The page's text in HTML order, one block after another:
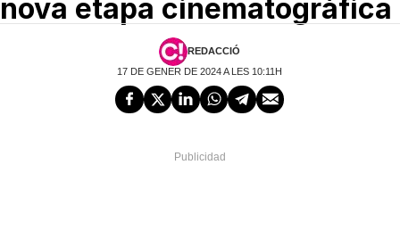
nova etapa cinematogràfica
REDACCIÓ
17 DE GENER DE 2024 A LES 10:11H